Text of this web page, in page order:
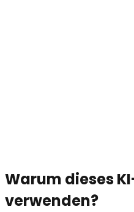
Warum dieses
verwenden?